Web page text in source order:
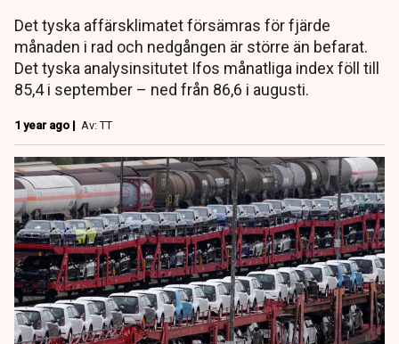
Det tyska affärsklimatet försämras för fjärde
månaden i rad och nedgången är större än befarat.
Det tyska analysinsitutet Ifos månatliga index föll till
85,4 i september – ned från 86,6 i augusti.
1 year ago | Av: TT